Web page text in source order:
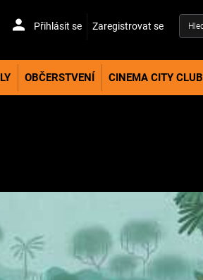
Přihlásit se Zaregistrovat se
OBČERSTVENÍ CINEMA CITY CLUB